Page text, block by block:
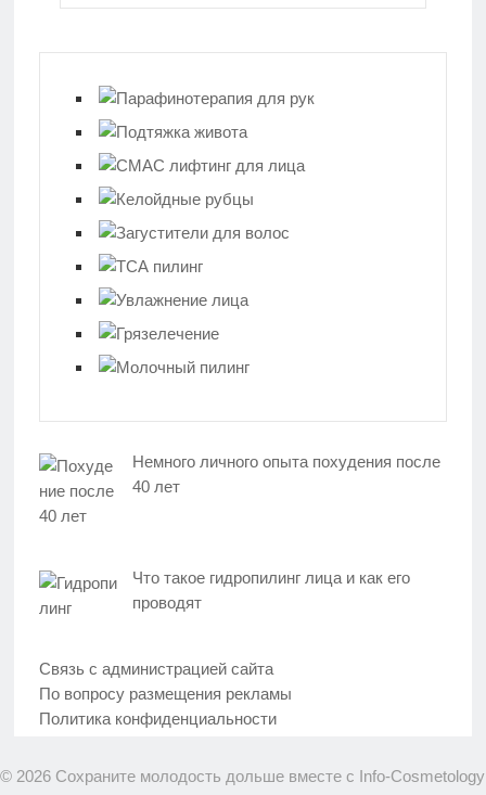
Немного личного опыта похудения после
40 лет
Что такое гидропилинг лица и как его
проводят
Связь с администрацией сайта
По вопросу размещения рекламы
Политика конфиденциальности
© 2026 Сохраните молодость дольше вместе с Info-Cosmetology